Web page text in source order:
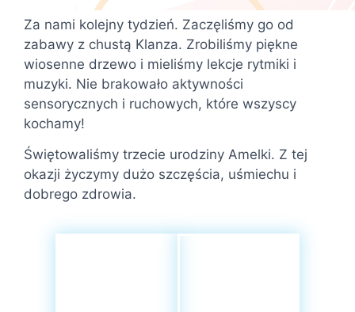
Za nami kolejny tydzień. Zaczęliśmy go od
zabawy z chustą Klanza. Zrobiliśmy piękne
wiosenne drzewo i mieliśmy lekcje rytmiki i
muzyki. Nie brakowało aktywności
sensorycznych i ruchowych, które wszyscy
kochamy!
Świętowaliśmy trzecie urodziny Amelki. Z tej
okazji życzymy dużo szczęścia, uśmiechu i
dobrego zdrowia.